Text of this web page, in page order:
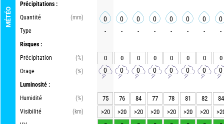
MÉTÉO
Précipitations :
Quantité
(mm)
Type
Risques :
Précipitation
(%)
Orage
(%)
Luminosité :
Humidité
(%)
Visibilité
(km)
0 0 0 0 0 0 0 0
- - - - - - - -
0 0 0 0 0 0 0 0
0 0 0 0 0 0 0 0
75 76 84 77 78 81 82
84
>20
>20 >20 >20 >20 >20 >20